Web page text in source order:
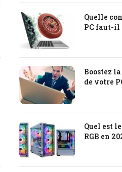
Quelle
PC faut-il
Boostez
de votre
Quel est
RGB en